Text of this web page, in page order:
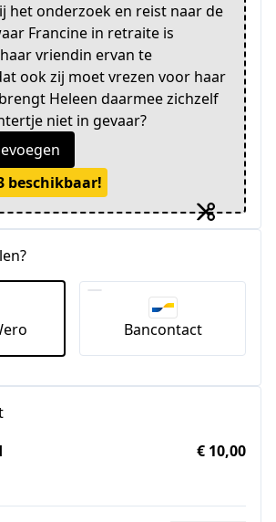
het onderzoek en reist naar de
Francine in retraite is
vriendin ervan te
ook zij moet vrezen voor haar
Heleen daarmee zichzelf
niet in gevaar?
beschikbaar!
Bancontact
€ 10,00